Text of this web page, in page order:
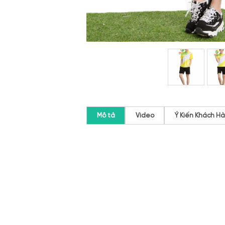
Mô tả Video Ý Kiến Khách